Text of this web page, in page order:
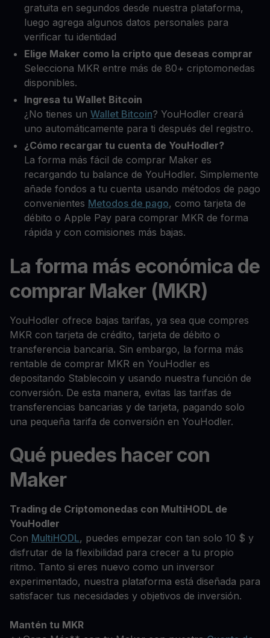
gratuita en segundos desde nuestra plataforma,
luego agrega algunos datos personales para
verificar tu identidad
Elige Maker como la cripto que deseas comprar
Selecciona MKR entre más de 80+ criptomonedas
disponibles.
Ingresa tu Wallet Bitcoin
¿No tienes un Wallet Bitcoin? YouHodler creará
uno automáticamente para ti después del registro.
¿Cómo recargar tu cuenta de YouHodler?
La forma más fácil de comprar Maker es
recargando tu balance de YouHodler. Simplemente
añade fondos a tu cuenta usando métodos de pago
convenientes Metodos de pago, como tarjeta de
débito o Apple Pay para comprar MKR de forma
rápida y con comisiones más bajas.
La forma más económica de
comprar Maker (MKR)
YouHodler ofrece bajas tarifas, ya sea que compres
MKR con tarjeta de crédito, tarjeta de débito o
transferencia bancaria. Sin embargo, la forma más
rentable de comprar MKR en YouHodler es
depositando Stablecoin y usando nuestra función de
conversión. De esta manera, evitas las tarifas de
transferencias bancarias y de tarjeta, pagando solo
una pequeña tarifa de conversión en YouHodler.
Qué puedes hacer con
Maker
Trading de Criptomonedas con MultiHODL de
YouHodler
Con MultiHODL, puedes empezar con tan solo 10 $ y
disfrutar de la flexibilidad para crecer a tu propio
ritmo. Tanto si eres nuevo como un inversor
experimentado, nuestra plataforma está diseñada para
satisfacer tus necesidades y objetivos de inversión.
Mantén tu MKR